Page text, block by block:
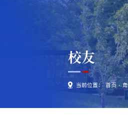
校友
当前位置： 首页 -